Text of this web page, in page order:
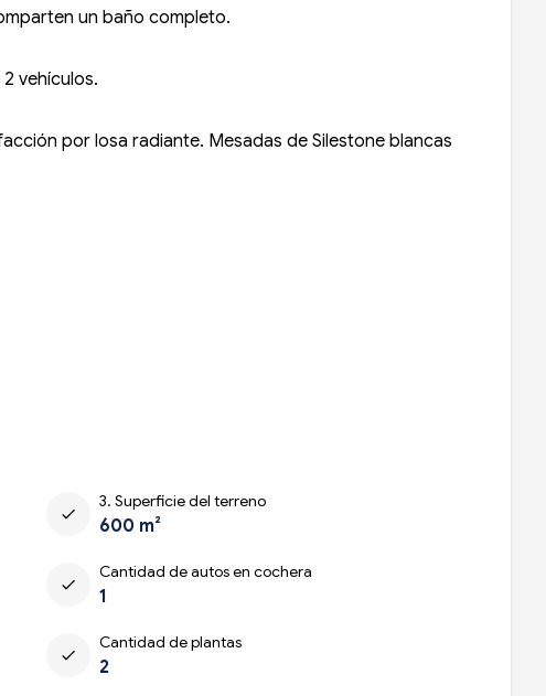
un baño completo.
vehículos.
por losa radiante. Mesadas de Silestone blancas
check
3. Superficie del terreno
600 m²
check
Cantidad de autos en cochera
1
check
Cantidad de plantas
2